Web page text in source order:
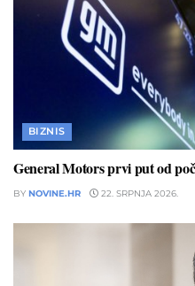
BIZNIS
General Motors prvi put od
BY NOVINE.HR 22. SRPNJA 2026.